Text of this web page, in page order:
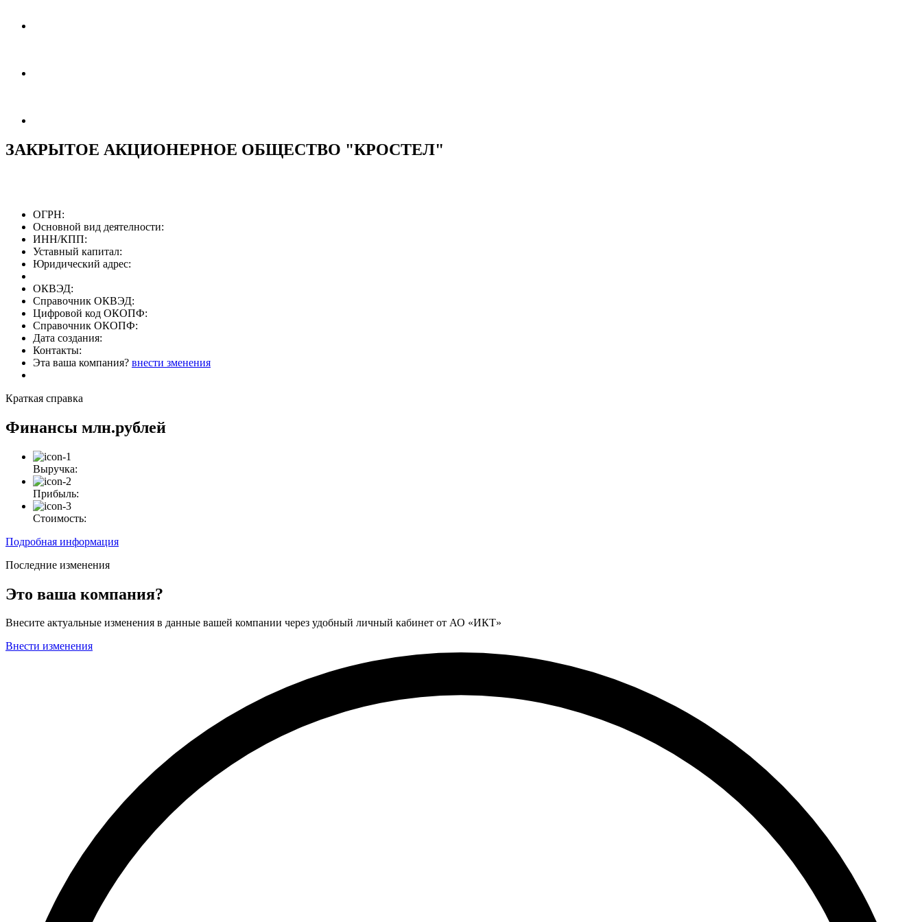
ЗАКРЫТОЕ АКЦИОНЕРНОЕ ОБЩЕСТВО "КРОСТЕЛ"
ОГРН:
Основной вид деятелности:
ИНН/КПП:
Уставный капитал:
Юридический адрес:
ОКВЭД:
Справочник ОКВЭД:
Цифровой код ОКОПФ:
Справочник ОКОПФ:
Дата создания:
Контакты:
Эта ваша компания? внести зменения
Краткая справка
Финансы млн.рублей
Выручка:
Прибыль:
Стоимость:
Подробная информация
Последние изменения
Это ваша компания?
Внесите актуальные изменения в данные вашей компании через удобный личный кабинет от АО «ИКТ»
Внести изменения